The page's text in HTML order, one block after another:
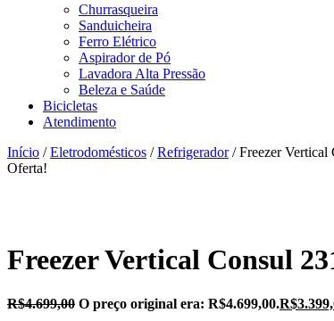
Churrasqueira
Sanduicheira
Ferro Elétrico
Aspirador de Pó
Lavadora Alta Pressão
Beleza e Saúde
Bicicletas
Atendimento
Início /Eletrodomésticos /Refrigerador/ Freezer
Oferta!
Freezer Vertical Consul
R$4.699,00 O preço original era: R$4.699,00.R$